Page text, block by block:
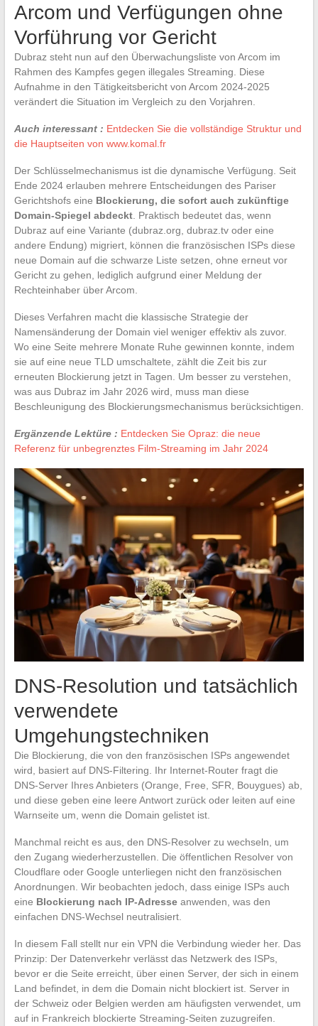
Arcom und Verfügungen ohne
Vorführung vor Gericht
Dubraz steht nun auf den Überwachungsliste von Arcom im
Rahmen des Kampfes gegen illegales Streaming. Diese
Aufnahme in den Tätigkeitsbericht von Arcom 2024-2025
verändert die Situation im Vergleich zu den Vorjahren.
Auch interessant : Entdecken Sie die vollständige Struktur und
die Hauptseiten von www.komal.fr
Der Schlüsselmechanismus ist die dynamische Verfügung. Seit
Ende 2024 erlauben mehrere Entscheidungen des Pariser
Gerichtshofs eine Blockierung, die sofort auch zukünftige
Domain-Spiegel abdeckt. Praktisch bedeutet das, wenn
Dubraz auf eine Variante (dubraz.org, dubraz.tv oder eine
andere Endung) migriert, können die französischen ISPs diese
neue Domain auf die schwarze Liste setzen, ohne erneut vor
Gericht zu gehen, lediglich aufgrund einer Meldung der
Rechteinhaber über Arcom.
Dieses Verfahren macht die klassische Strategie der
Namensänderung der Domain viel weniger effektiv als zuvor.
Wo eine Seite mehrere Monate Ruhe gewinnen konnte, indem
sie auf eine neue TLD umschaltete, zählt die Zeit bis zur
erneuten Blockierung jetzt in Tagen. Um besser zu verstehen,
was aus Dubraz im Jahr 2026 wird, muss man diese
Beschleunigung des Blockierungsmechanismus berücksichtigen.
Ergänzende Lektüre : Entdecken Sie Opraz: die neue
Referenz für unbegrenztes Film-Streaming im Jahr 2024
DNS-Resolution und tatsächlich
verwendete
Umgehungstechniken
Die Blockierung, die von den französischen ISPs angewendet
wird, basiert auf DNS-Filtering. Ihr Internet-Router fragt die
DNS-Server Ihres Anbieters (Orange, Free, SFR, Bouygues) ab,
und diese geben eine leere Antwort zurück oder leiten auf eine
Warnseite um, wenn die Domain gelistet ist.
Manchmal reicht es aus, den DNS-Resolver zu wechseln, um
den Zugang wiederherzustellen. Die öffentlichen Resolver von
Cloudflare oder Google unterliegen nicht den französischen
Anordnungen. Wir beobachten jedoch, dass einige ISPs auch
eine Blockierung nach IP-Adresseanwenden, was den
einfachen DNS-Wechsel neutralisiert.
In diesem Fall stellt nur ein VPN die Verbindung wieder her. Das
Prinzip: Der Datenverkehr verlässt das Netzwerk des ISPs,
bevor er die Seite erreicht, über einen Server, der sich in einem
Land befindet, in dem die Domain nicht blockiert ist. Server in
der Schweiz oder Belgien werden am häufigsten verwendet, um
auf in Frankreich blockierte Streaming-Seiten zuzugreifen.